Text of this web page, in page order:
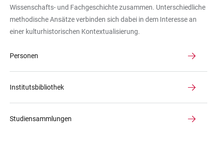
Wissenschafts- und Fachgeschichte zusammen. Unterschiedliche
methodische Ansätze verbinden sich dabei in dem Interesse an
einer kulturhistorischen Kontextualisierung.
Personen
Institutsbibliothek
Studiensammlungen